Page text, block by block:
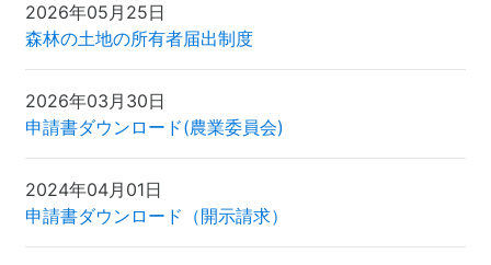
2026年05月25日
森林の土地の所有者届出制度
2026年03月30日
申請書ダウンロード(農業委員会)
2024年04月01日
申請書ダウンロード（開示請求）